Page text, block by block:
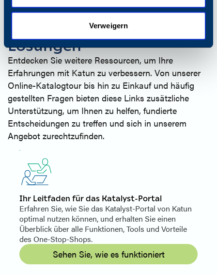
Verweigern
FINDEN SIE WEITERE MÖGLICHKEITEN, IHR
Suche nach zusätzlichen
Lösungen
Entdecken Sie weitere Ressourcen, um Ihre
Erfahrungen mit Katun zu verbessern. Von unserer
Online-Katalogtour bis hin zu Einkauf und häufig
gestellten Fragen bieten diese Links zusätzliche
Unterstützung, um Ihnen zu helfen, fundierte
Entscheidungen zu treffen und sich in unserem
Angebot zurechtzufinden.
Ihr Leitfaden für das Katalyst-Portal
Erfahren Sie, wie Sie das Katalyst-Portal von Katun
optimal nutzen können, und erhalten Sie einen
Überblick über alle Funktionen, Tools und Vorteile
des One-Stop-Shops.
Sehen Sie, wie es funktioniert